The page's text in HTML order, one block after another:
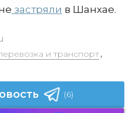
застряли в Шанхае.
и транспорт,
(6)